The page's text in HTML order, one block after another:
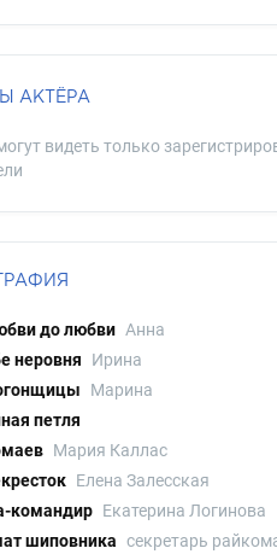
АКТЁРА
видеть только
до любви Анна
неровня
Ирина
Марина
петля
Мария Каллас
Елена Залесская
командир Екатерина Логинова
шиповника секретарь